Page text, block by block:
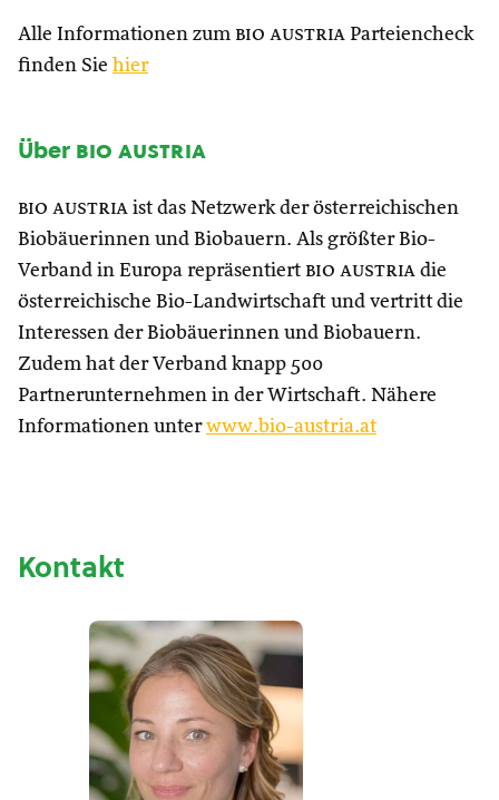
Alle Informationen zum bio austria Parteiencheck
finden Sie hier
Überbio austria
bio austria ist das Netzwerk der österreichischen
Biobäuerinnen und Biobauern. Als größter Bio-
Verband in Europa repräsentiert bio austria die
österreichische Bio-Landwirtschaft und vertritt die
Interessen der Biobäuerinnen und Biobauern.
Zudem hat der Verband knapp 500
Partnerunternehmen in der Wirtschaft. Nähere
Informationen unterwww.bio-austria.at
Kontakt